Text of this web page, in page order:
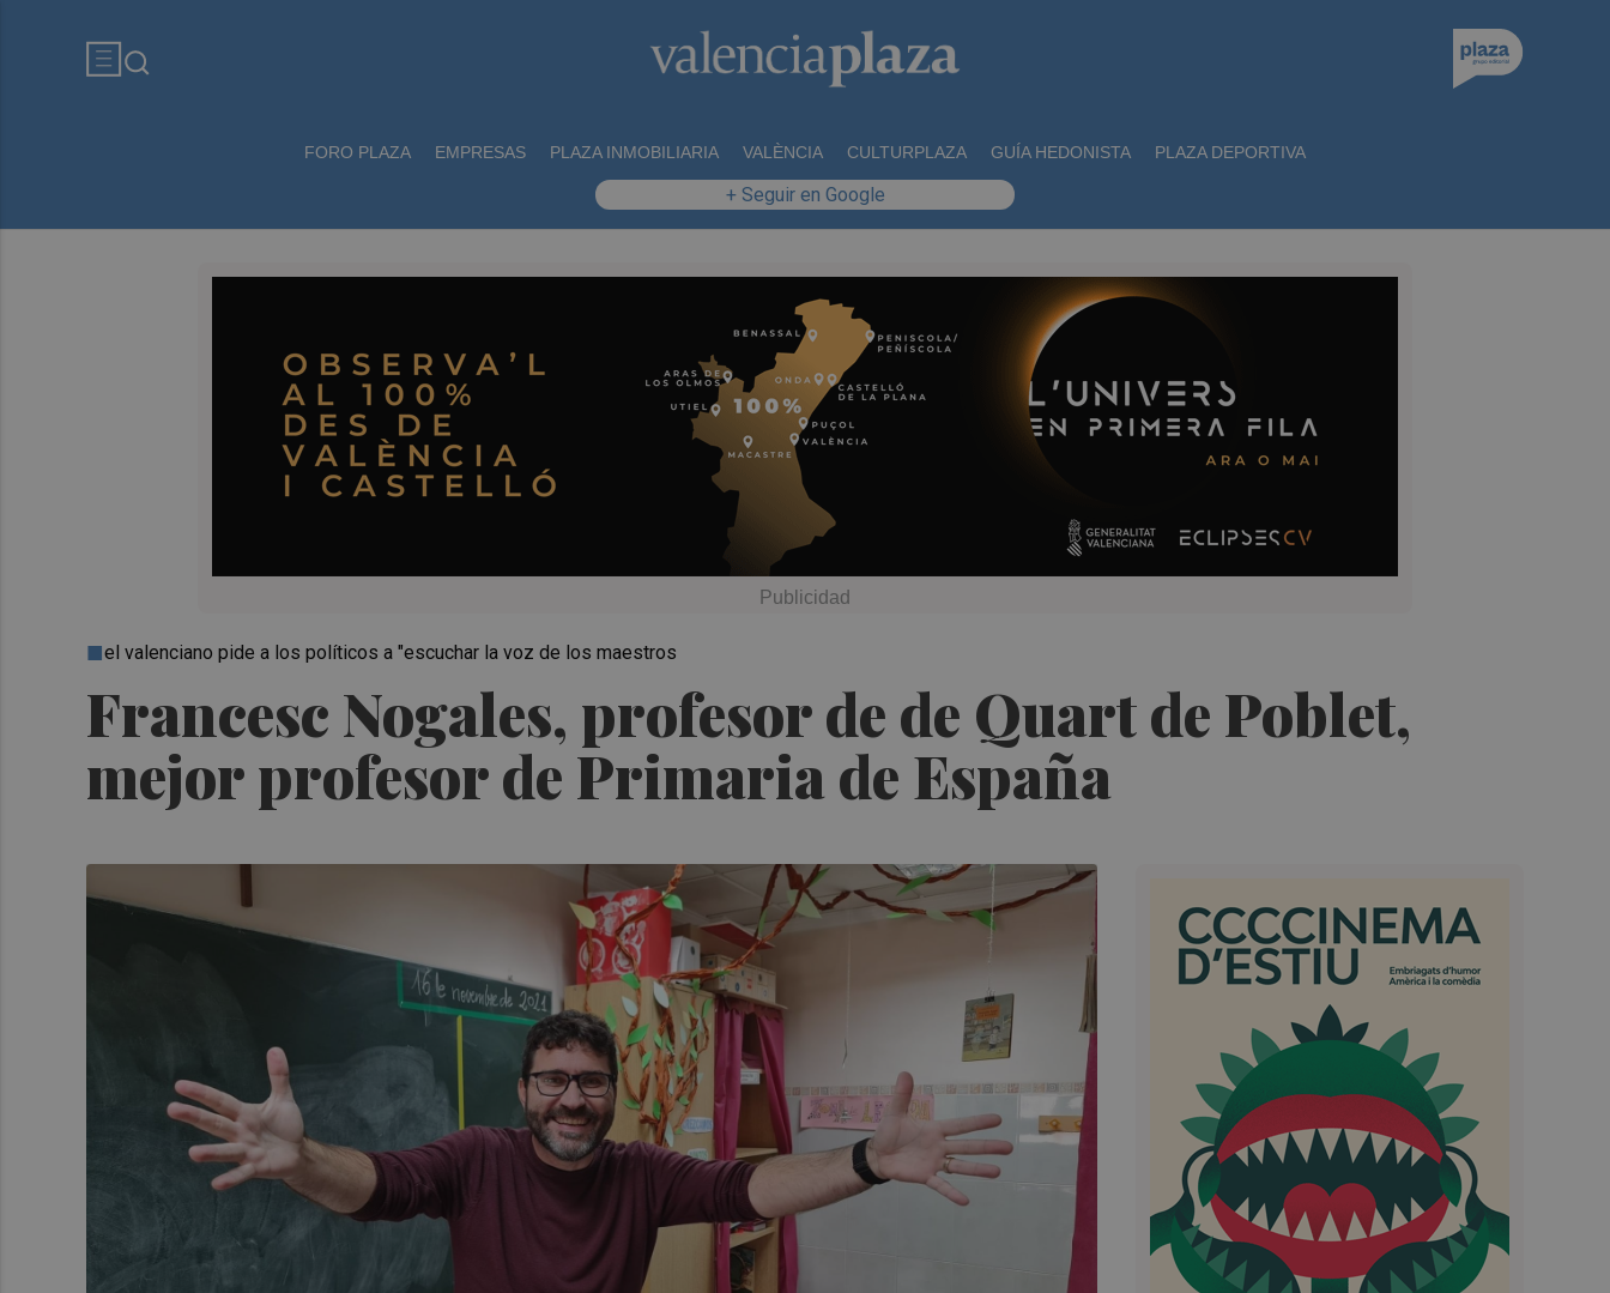
FORO PLAZA EMPRESAS PLAZA INMOBILIARIA VALÈNCIA CULTURPLAZA GUÍA HEDONISTA PLAZA DEPORTIVA
+ Seguir en Google
Francesc Nogales, profesor de de Quart de Poblet,
mejor profesor de Primaria de España
el valenciano pide a los políticos a "escuchar la voz de los maestros